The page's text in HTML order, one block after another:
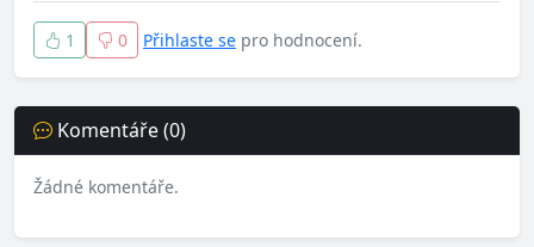
1 0 Přihlaste se pro hodnocení.
Komentáře (0)
Žádné komentáře.